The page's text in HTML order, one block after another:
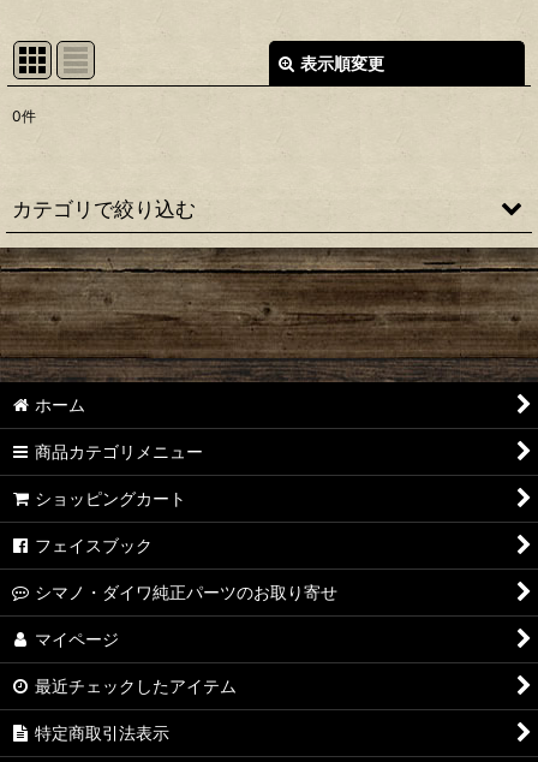
表示順変更
並び順
絞り込む
0件
カテゴリで絞り込む
【シマノ】22アルデバラン BFS［ALDEBARAN］純正パーツリ
スト
【シマノ】18アルデバラン MGL［ALDEBARAN］純正パーツ
リスト
【シマノ】16アルデバラン BFS/BFS XG［ALDEBARAN］純正
パーツリスト
【シマノ】22メタニウム シャローエディション
【シマノ】20メタニウム［Metanium］純正パーツリスト
【シマノ】16メタニウム MGL［Metanium］純正パーツリスト
【シマノ】13メタニウム［Metanium］純正パーツリスト
【シマノ】15メタニウム DC［Metanium］純正パーツリスト
ホーム
商品カテゴリメニュー
ショッピングカート
フェイスブック
シマノ・ダイワ純正パーツのお取り寄せ
マイページ
最近チェックしたアイテム
特定商取引法表示